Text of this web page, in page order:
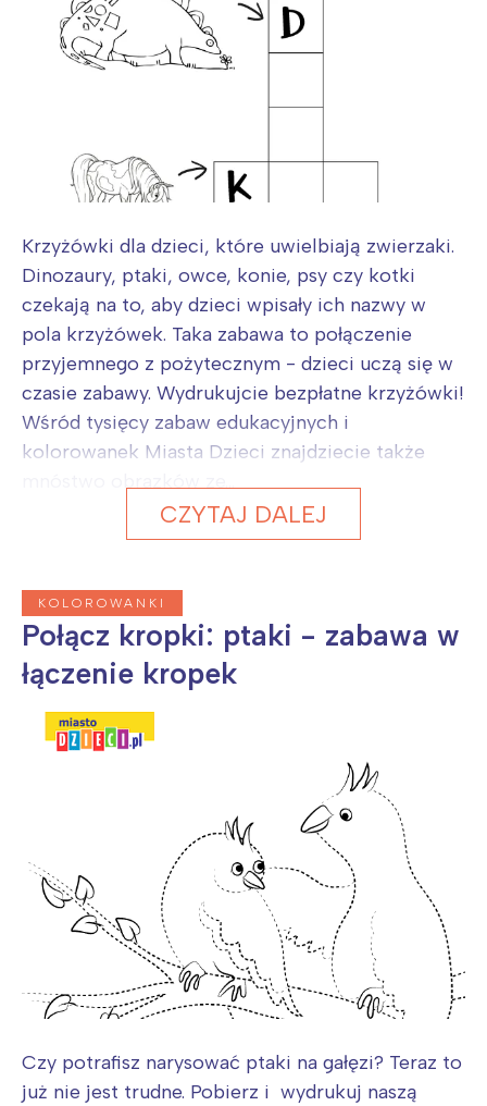
Krzyżówki dla dzieci, które uwielbiają zwierzaki.
Dinozaury, ptaki, owce, konie, psy czy kotki
czekają na to, aby dzieci wpisały ich nazwy w
pola krzyżówek. Taka zabawa to połączenie
przyjemnego z pożytecznym - dzieci uczą się w
czasie zabawy. Wydrukujcie bezpłatne krzyżówki!
Wśród tysięcy zabaw edukacyjnych i
kolorowanek Miasta Dzieci znajdziecie także
CZYTAJ DALEJ
KOLOROWANKI
Połącz kropki: ptaki - zabawa w
łączenie kropek
Czy potrafisz narysować ptaki na gałęzi? Teraz to
już nie jest trudne. Pobierz i wydrukuj naszą